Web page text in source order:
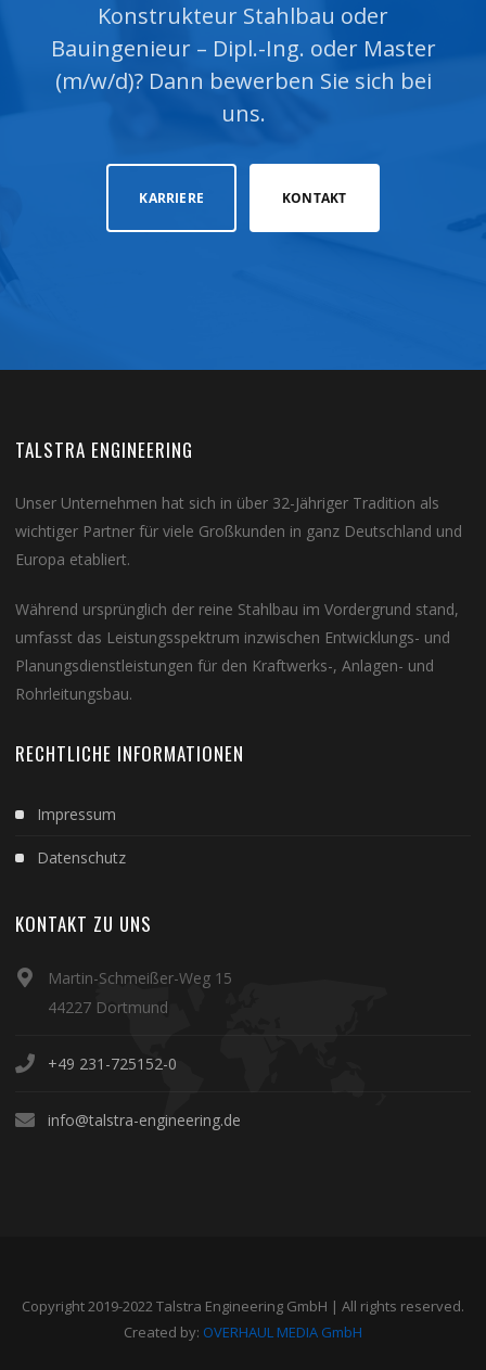
Konstrukteur Stahlbau oder
Bauingenieur – Dipl.-Ing. oder Master
(m/w/d)? Dann bewerben Sie sich bei
uns.
KARRIERE KONTAKT
TALSTRA ENGINEERING
Unser Unternehmen hat sich in über 32-Jähriger Tradition als
wichtiger Partner für viele Großkunden in ganz Deutschland und
Europa etabliert.
Während ursprünglich der reine Stahlbau im Vordergrund stand,
umfasst das Leistungsspektrum inzwischen Entwicklungs- und
Planungsdienstleistungen für den Kraftwerks-, Anlagen- und
Rohrleitungsbau.
RECHTLICHE INFORMATIONEN
Impressum
Datenschutz
KONTAKT ZU UNS
Martin-Schmeißer-Weg 15
44227 Dortmund
+49 231-725152-0
info@talstra-engineering.de
Copyright 2019-2022 Talstra Engineering GmbH | All rights reserved.
Created by: OVERHAUL MEDIA GmbH